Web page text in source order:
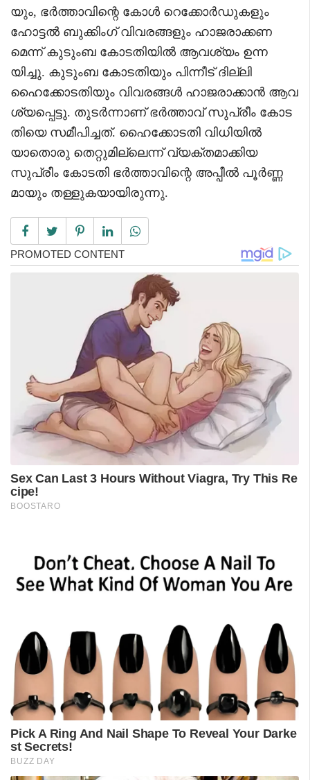
യും, ഭർത്താവിന്റെ കോൾ റെക്കോർഡുകളും
ഹോട്ടൽ ബുക്കിംഗ് വിവരങ്ങളും ഹാജരാക്കണ
മെന്ന് കുടുംബ കോടതിയിൽ ആവശ്യം ഉന്ന
യിച്ചു. കുടുംബ കോടതിയും പിന്നീട് ദില്ലി
ഹൈക്കോടതിയും വിവരങ്ങൾ ഹാജരാക്കാൻ ആവ
ശ്യപ്പെട്ടു. തുടർന്നാണ് ഭർത്താവ് സുപ്രീം കോട
തിയെ സമീപിച്ചത്. ഹൈക്കോടതി വിധിയിൽ
യാതൊരു തെറ്റുമില്ലെന്ന് വ്യക്തമാക്കിയ
സുപ്രീം കോടതി ഭർത്താവിന്റെ അപ്പീൽ പൂർണ്ണ
മായും തള്ളുകയായിരുന്നു.